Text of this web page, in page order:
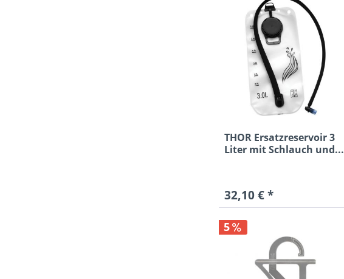
THOR Ersatzreservoir 3
Liter mit Schlauch und...
32,10 € *
5